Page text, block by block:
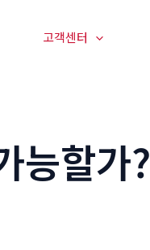
고객센터
능할가?